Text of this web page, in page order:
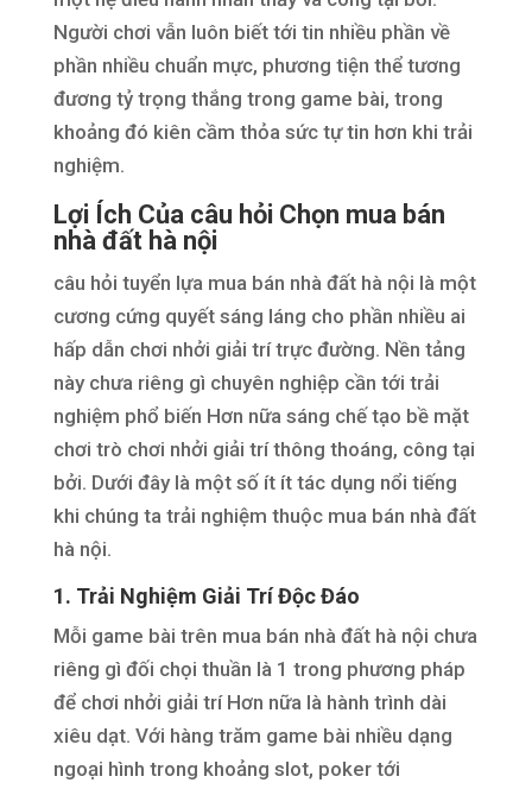
Người chơi vẫn luôn biết tới tin nhiều phần về
phần nhiều chuẩn mực, phương tiện thể tương
đương tỷ trọng thắng trong game bài, trong
khoảng đó kiên cầm thỏa sức tự tin hơn khi trải
nghiệm.
Lợi Ích Của câu hỏi Chọn mua bán
nhà đất hà nội
câu hỏi tuyển lựa mua bán nhà đất hà nội là một
cương cứng quyết sáng láng cho phần nhiều ai
hấp dẫn chơi nhởi giải trí trực đường. Nền tảng
này chưa riêng gì chuyên nghiệp cần tới trải
nghiệm phổ biến Hơn nữa sáng chế tạo bề mặt
chơi trò chơi nhởi giải trí thông thoáng, công tại
bởi. Dưới đây là một số ít ít tác dụng nổi tiếng
khi chúng ta trải nghiệm thuộc mua bán nhà đất
hà nội.
1. Trải Nghiệm Giải Trí Độc Đáo
Mỗi game bài trên mua bán nhà đất hà nội chưa
riêng gì đối chọi thuần là 1 trong phương pháp
để chơi nhởi giải trí Hơn nữa là hành trình dài
xiêu dạt. Với hàng trăm game bài nhiều dạng
ngoại hình trong khoảng slot, poker tới